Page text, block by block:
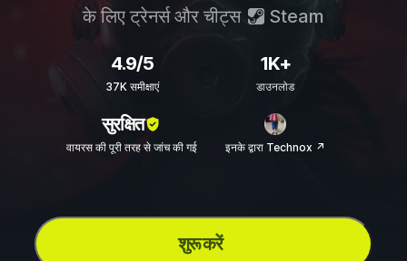
के लिए ट्रेनर्स और चीट्स Steam
4.9/5
37K समीक्षाएं
1K+
डाउनलोड
सुरक्षित
वायरस की पूरी तरह से जांच की गई इनके द्वारा Technox ↗
शुरू करें